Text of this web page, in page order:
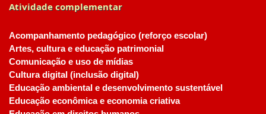
Atividade complementar
Acompanhamento pedagógico (reforço escolar)
Artes, cultura e educação patrimonial
Comunicação e uso de mídias
Cultura digital (inclusão digital)
Educação ambiental e desenvolvimento sustentável
Educação econômica e economia criativa